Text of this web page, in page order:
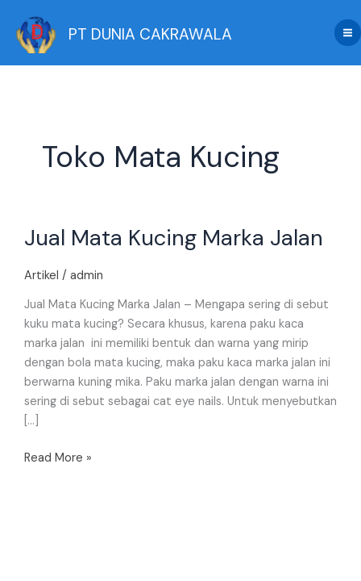
content
PT DUNIA CAKRAWALA
Toko Mata Kucing
Jual Mata Kucing Marka Jalan
Artikel / admin
Jual Mata Kucing Marka Jalan – Mengapa sering di sebut
kuku mata kucing? Secara khusus, karena paku kaca
marka jalan ini memiliki bentuk dan warna yang mirip
dengan bola mata kucing, maka paku kaca marka jalan ini
berwarna kuning mika. Paku marka jalan dengan warna ini
sering di sebut sebagai cat eye nails. Untuk menyebutkan
[…]
Mata
Marka
Read More »